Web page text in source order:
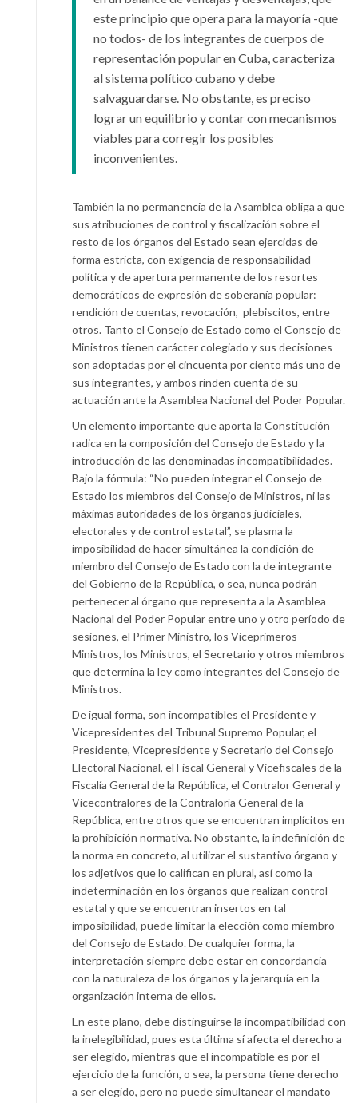
este principio que opera para la mayoría -que
no todos- de los integrantes de cuerpos de
representación popular en Cuba, caracteriza
al sistema político cubano y debe
salvaguardarse. No obstante, es preciso
lograr un equilibrio y contar con mecanismos
viables para corregir los posibles
inconvenientes.
También la no permanencia de la Asamblea obliga a que
sus atribuciones de control y fiscalización sobre el
resto de los órganos del Estado sean ejercidas de
forma estricta, con exigencia de responsabilidad
política y de apertura permanente de los resortes
democráticos de expresión de soberanía popular:
rendición de cuentas, revocación, plebiscitos, entre
otros. Tanto el Consejo de Estado como el Consejo de
Ministros tienen carácter colegiado y sus decisiones
son adoptadas por el cincuenta por ciento más uno de
sus integrantes, y ambos rinden cuenta de su
actuación ante la Asamblea Nacional del Poder Popular.
Un elemento importante que aporta la Constitución
radica en la composición del Consejo de Estado y la
introducción de las denominadas incompatibilidades.
Bajo la fórmula: “No pueden integrar el Consejo de
Estado los miembros del Consejo de Ministros, ni las
máximas autoridades de los órganos judiciales,
electorales y de control estatal”, se plasma la
imposibilidad de hacer simultánea la condición de
miembro del Consejo de Estado con la de integrante
del Gobierno de la República, o sea, nunca podrán
pertenecer al órgano que representa a la Asamblea
Nacional del Poder Popular entre uno y otro período de
sesiones, el Primer Ministro, los Viceprimeros
Ministros, los Ministros, el Secretario y otros miembros
que determina la ley como integrantes del Consejo de
Ministros.
De igual forma, son incompatibles el Presidente y
Vicepresidentes del Tribunal Supremo Popular, el
Presidente, Vicepresidente y Secretario del Consejo
Electoral Nacional, el Fiscal General y Vicefiscales de la
Fiscalía General de la República, el Contralor General y
Vicecontralores de la Contraloría General de la
República, entre otros que se encuentran implícitos en
la prohibición normativa. No obstante, la indefinición de
la norma en concreto, al utilizar el sustantivo órgano y
los adjetivos que lo califican en plural, así como la
indeterminación en los órganos que realizan control
estatal y que se encuentran insertos en tal
imposibilidad, puede limitar la elección como miembro
del Consejo de Estado. De cualquier forma, la
interpretación siempre debe estar en concordancia
con la naturaleza de los órganos y la jerarquía en la
organización interna de ellos.
En este plano, debe distinguirse la incompatibilidad con
la inelegibilidad, pues esta última sí afecta el derecho a
ser elegido, mientras que el incompatible es por el
ejercicio de la función, o sea, la persona tiene derecho
a ser elegido, pero no puede simultanear el mandato